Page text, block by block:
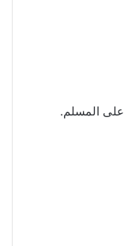
على المسلم.